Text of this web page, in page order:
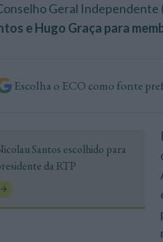
Geral Independente
e Hugo Graça para
Escolha o ECO como fonte
Santos escolhido para
da RTP